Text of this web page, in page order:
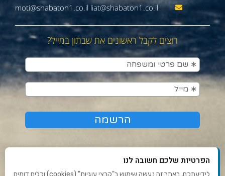
moti@shabaton1.co.il liat@shabaton1.co.il
רוצים לקבל ראשונים את שבתון במייל?
הפרטיות שלכם חשובה לנו
לידיעתכם, באתר זה נעשה שימוש ב"קבצי עוגיות" (cookies) וכלים דומים